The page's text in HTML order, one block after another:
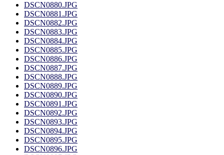
DSCN0880.JPG
DSCN0881.JPG
DSCN0882.JPG
DSCN0883.JPG
DSCN0884.JPG
DSCN0885.JPG
DSCN0886.JPG
DSCN0887.JPG
DSCN0888.JPG
DSCN0889.JPG
DSCN0890.JPG
DSCN0891.JPG
DSCN0892.JPG
DSCN0893.JPG
DSCN0894.JPG
DSCN0895.JPG
DSCN0896.JPG